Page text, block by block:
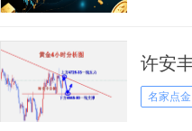
许安
握？
名家点金